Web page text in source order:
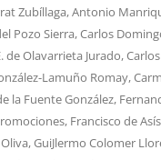
Zubíllaga,Antonio
Pozo Sierra,Carlos
de Olavarrieta Jurado,
Lamuño Romay,
la Fuente González,
, Francisco de
,GuiJlermo Colomer